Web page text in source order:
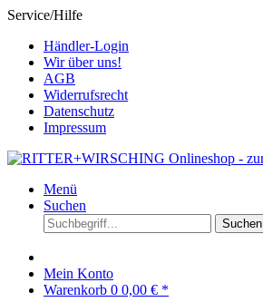
Service/Hilfe
Händler-Login
Wir über uns!
AGB
Widerrufsrecht
Datenschutz
Impressum
Menü
Suchen
Suchen
Mein Konto
Warenkorb 0 0,00 € *